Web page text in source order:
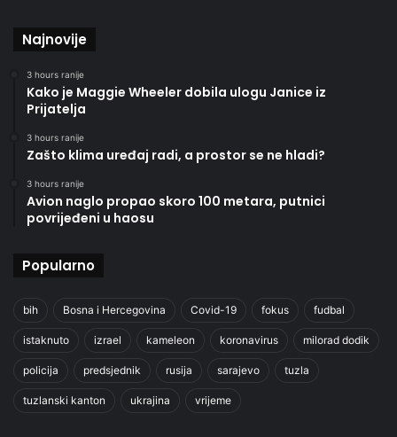
Najnovije
3 hours ranije
Kako je Maggie Wheeler dobila ulogu Janice iz
Prijatelja
3 hours ranije
Zašto klima uređaj radi, a prostor se ne hladi?
3 hours ranije
Avion naglo propao skoro 100 metara, putnici
povrijeđeni u haosu
Popularno
bih Bosna i Hercegovina Covid-19 fokus fudbal
istaknuto izrael kameleon koronavirus milorad dodik
policija predsjednik rusija sarajevo tuzla
tuzlanski kanton ukrajina vrijeme